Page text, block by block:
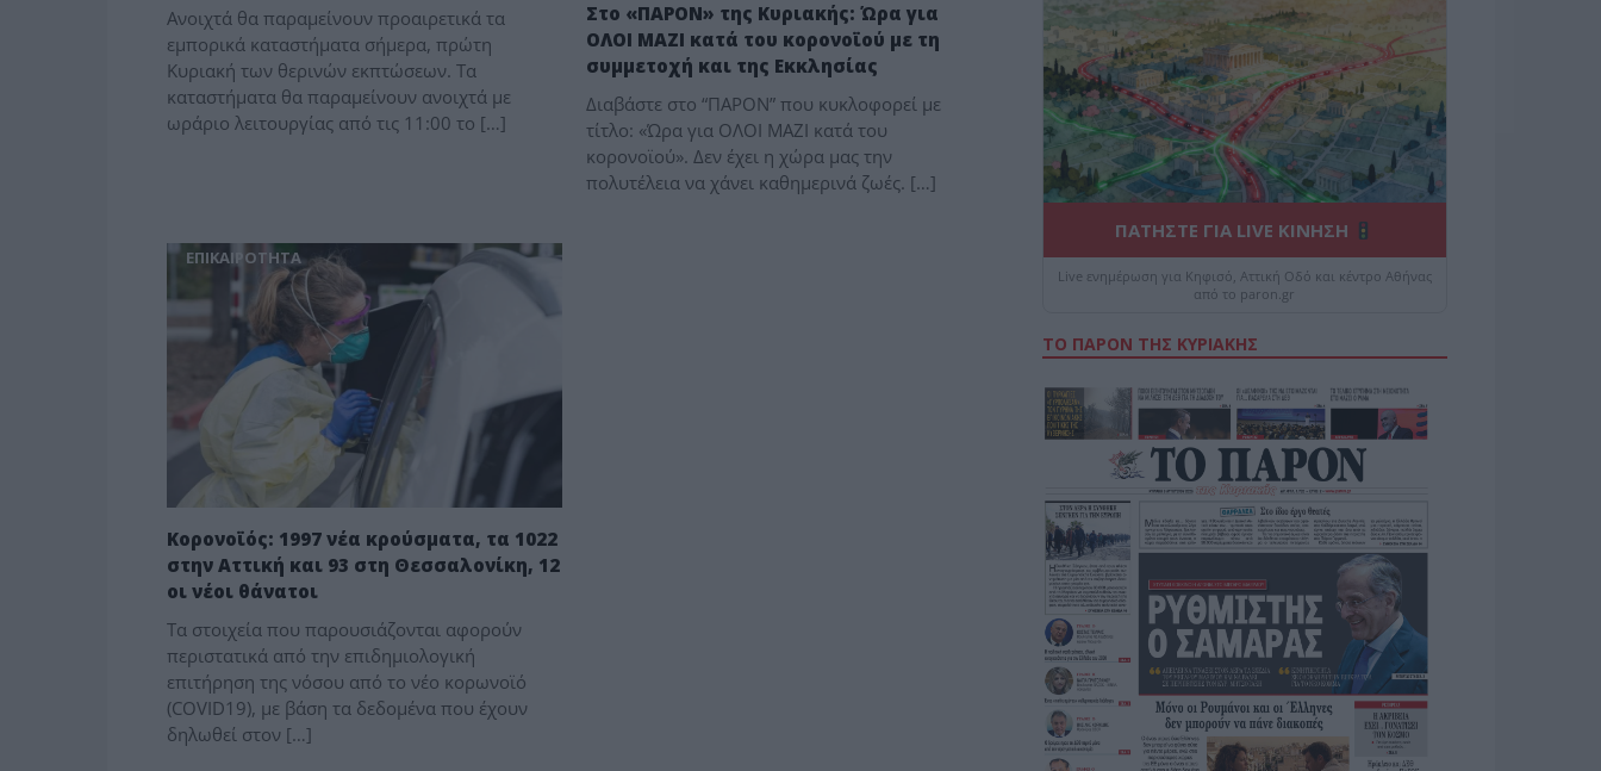
Ανοιχτά θα παραμείνουν προαιρετικά τα
εμπορικά καταστήματα σήμερα, πρώτη
Κυριακή των θερινών εκπτώσεων. Τα
καταστήματα θα παραμείνουν ανοιχτά με
ωράριο λειτουργίας από τις 11:00 το […]
Στο «ΠΑΡΟΝ» της Κυριακής: Ώρα για
ΟΛΟΙ ΜΑΖΙ κατά του κορονοϊού με τη
συμμετοχή και της Εκκλησίας
Διαβάστε στο “ΠΑΡΟΝ” που κυκλοφορεί με
τίτλο: «Ώρα για ΟΛΟΙ ΜΑΖΙ κατά του
κορονοϊού». Δεν έχει η χώρα μας την
πολυτέλεια να χάνει καθημερινά ζωές. […]
ΕΠΙΚΑΙΡΟΤΗΤΑ
Κορονοϊός: 1997 νέα κρούσματα, τα 1022
στην Αττική και 93 στη Θεσσαλονίκη, 12
οι νέοι θάνατοι
Τα στοιχεία που παρουσιάζονται αφορούν
περιστατικά από την επιδημιολογική
επιτήρηση της νόσου από το νέο κορωνοϊό
(COVID19), με βάση τα δεδομένα που έχουν
δηλωθεί στον […]
ΠΑΤΗΣΤΕ ΓΙΑ LIVE ΚΙΝΗΣΗ
Live ενημέρωση για Κηφισό, Αττική Οδό και κέντρο Αθήνας
από το paron.gr
ΤΟ ΠΑΡΟΝ ΤΗΣ ΚΥΡΙΑΚΗΣ